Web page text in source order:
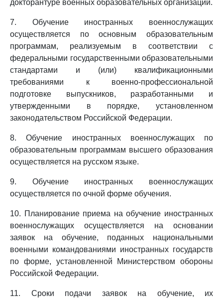
докторантуре военных образовательных организаций.
7. Обучение иностранных военнослужащих
осуществляется по основным образовательным
программам, реализуемым в соответствии с
федеральными государственными образовательными
стандартами и (или) квалификационными
требованиями к военно-профессиональной
подготовке выпускников, разработанными и
утвержденными в порядке, установленном
законодательством Российской Федерации.
8. Обучение иностранных военнослужащих по
образовательным программам высшего образования
осуществляется на русском языке.
9. Обучение иностранных военнослужащих
осуществляется по очной форме обучения.
10. Планирование приема на обучение иностранных
военнослужащих осуществляется на основании
заявок на обучение, поданных национальными
военными командованиями иностранных государств
по форме, установленной Министерством обороны
Российской Федерации.
11. Сроки подачи заявок на обучение, их